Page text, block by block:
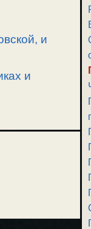
и
и